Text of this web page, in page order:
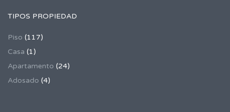
TIPOS PROPIEDAD
Piso (117)
Casa (1)
Apartamento (24)
Adosado (4)